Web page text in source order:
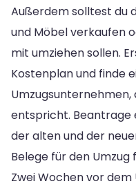
Außerdem solltest du
und Möbel verkaufen
mit umziehen sollen.
Kostenplan und finde
Umzugsunternehmen,
entspricht. Beantrage
der alten und der
Belege für den
Zwei Wochen vor